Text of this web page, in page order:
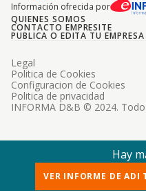
Información ofrecida por
QUIENES SOMOS
CONTACTO EMPRESITE
PUBLICA O EDITA TU EMPRESA
INFORMA D&B © 2024.
Legal
Politica de Cookies
Configuracion de Cookies
Politica de privacidad
Hay
VER INFORME DE ADI